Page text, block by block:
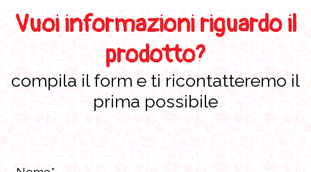
Vuoi informazioni riguardo il
prodotto?
compila il form e ti ricontatteremo il
prima possibile